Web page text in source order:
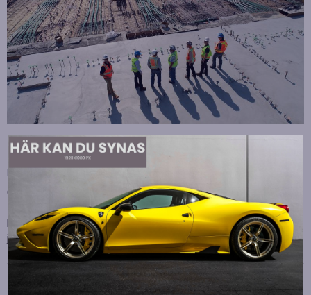
Strategiska tillskott till OHLA Sveriges ledning
OHLA Sverige stärker sin ledningsgrupp genom att anställa
Malin Bergman som HR-chef och María Vazquez som
biträdande ekonomichef. Båda började sina nya tjänster den 1
juni 2026 och kommer att…
Betydelsen av snabb internetanslutning för e-